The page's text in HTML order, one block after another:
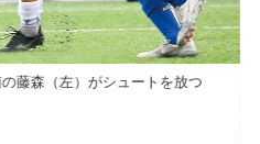
藤森（左）がシュートを放つ